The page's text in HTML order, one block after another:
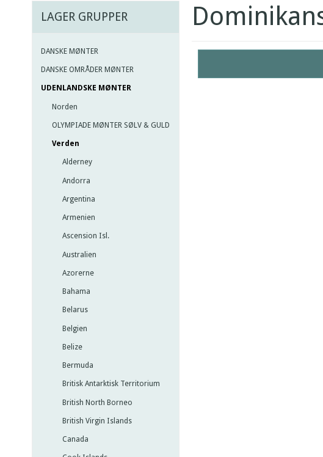
LAGER GRUPPER
DANSKE MØNTER
DANSKE OMRÅDER MØNTER
UDENLANDSKE MØNTER
Norden
OLYMPIADE MØNTER SØLV & GULD
Verden
Alderney
Andorra
Argentina
Armenien
Ascension Isl.
Australien
Azorerne
Bahama
Belarus
Belgien
Belize
Bermuda
Britisk Antarktisk Territorium
British North Borneo
British Virgin Islands
Canada